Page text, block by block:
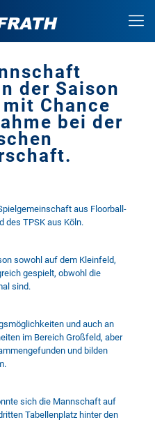
der Saison
Chance
bei der
aus Floorball-
des TPSK aus Köln.
sowohl auf dem Kleinfeld,
gespielt, obwohl die
sind.
und auch an
im Bereich Großfeld, aber
und bilden
sich die Mannschaft auf
Tabellenplatz hinter den